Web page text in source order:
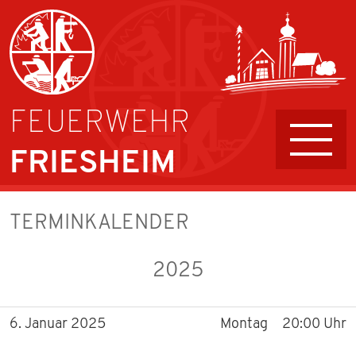
FEUERWEHR
FRIESHEIM
KINDERFEUERWEHR
TERMINKALENDER
2025
6. Januar 2025 Montag 20:00 Uhr